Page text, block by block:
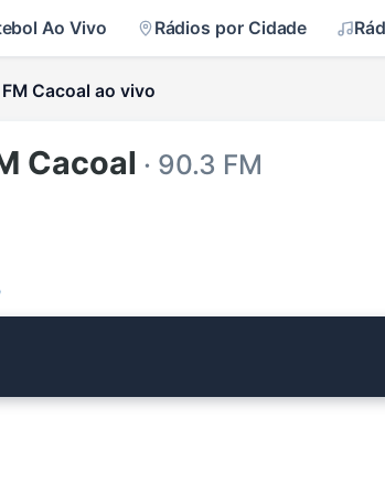
Ao Vivo Rádios por Cidade
Cacoal ao vivo
Cacoal · 90.3 FM